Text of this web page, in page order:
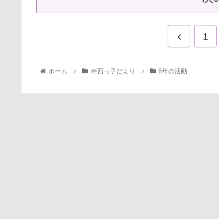
1
ホーム 寺西っ子だより 6年の活動